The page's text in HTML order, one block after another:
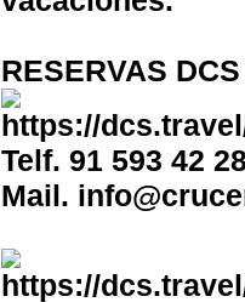
RESERVAS
Telf. 91 593 42
Mail.